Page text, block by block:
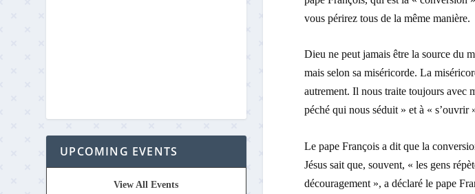
vous périrez tous de la même manière.
Dieu ne peut jamais être la source du
mais selon sa miséricorde. La
autrement. Il nous traite toujours avec
péché qui nous séduit » et à «
Le pape François a dit que la
Jésus sait que, souvent, « les gens
découragement », a déclaré le pape
UPCOMING EVENTS
View All Events